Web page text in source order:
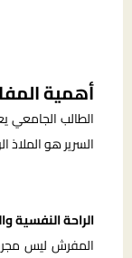
أهمية
الطالب الجامعي
السرير هو الملاذ
الراحة النفسية
المفرش ليس